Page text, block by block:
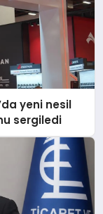
yeni nesil
sergiledi